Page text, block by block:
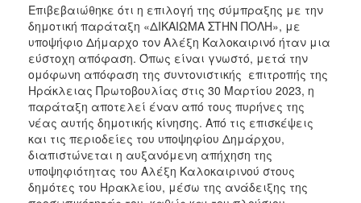
Επιβεβαιώθηκε ότι η επιλογή της σύμπραξης με την
δημοτική παράταξη «ΔΙΚΑΙΩΜΑ ΣΤΗΝ ΠΟΛΗ», με
υποψήφιο Δήμαρχο τον Αλέξη Καλοκαιρινό ήταν μια
εύστοχη απόφαση. Όπως είναι γνωστό, μετά την
ομόφωνη απόφαση της συντονιστικής επιτροπής της
Ηράκλειας Πρωτοβουλίας στις 30 Μαρτίου 2023, η
παράταξη αποτελεί έναν από τους πυρήνες της
νέας αυτής δημοτικής κίνησης. Από τις επισκέψεις
και τις περιοδείες του υποψηφίου Δημάρχου,
διαπιστώνεται η αυξανόμενη απήχηση της
υποψηφιότητας του Αλέξη Καλοκαιρινού στους
δημότες του Ηρακλείου, μέσω της ανάδειξης της